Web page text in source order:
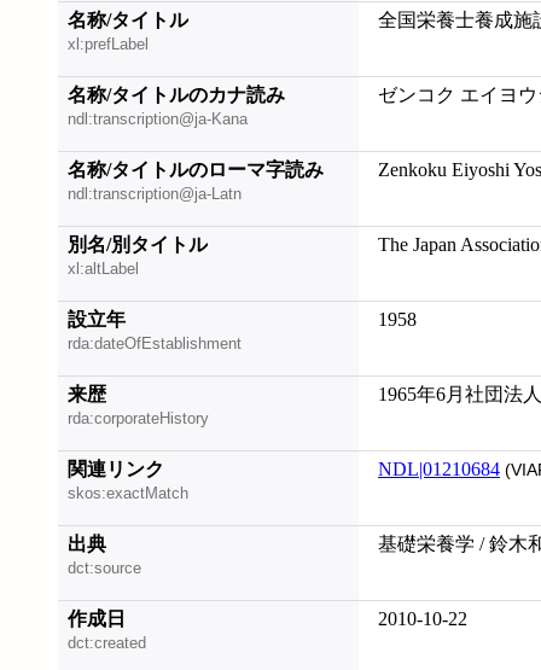
名称/タイトル
xl:prefLabel
全国栄養士養成施
名称/タイトルのカナ読み
ndl:transcription@ja-Kana
ゼンコク エイヨ
名称/タイトルのローマ字読み
ndl:transcription@ja-Latn
Zenkoku Eiyoshi
別名/別タイトル
xl:altLabel
The Japan
設立年
rda:dateOfEstablishment
1958
来歴
rda:corporateHistory
1965年6月社団法
関連リンク
skos:exactMatch
NDL|01210684
出典
dct:source
基礎栄養学 / 鈴木
作成日
dct:created
2010-10-22